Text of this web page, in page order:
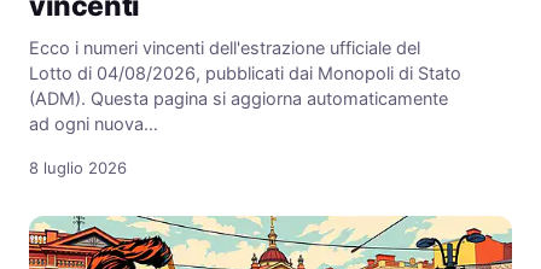
Ecco i numeri vincenti dell'estrazione ufficiale del
Lotto di 04/08/2026, pubblicati dai Monopoli di Stato
(ADM). Questa pagina si aggiorna automaticamente
ad ogni nuova…
8 luglio 2026